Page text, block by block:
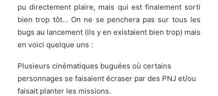
pu directement plaire, mais qui est finalement sorti
bien trop tôt… On ne se penchera pas sur tous les
bugs au lancement (ils y en existaient bien trop) mais
en voici quelque uns :
Plusieurs cinématiques buguées où certains
personnages se faisaient écraser par des PNJ et/ou
faisait planter les missions.